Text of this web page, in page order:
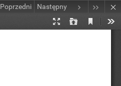
Poprzedni Następny